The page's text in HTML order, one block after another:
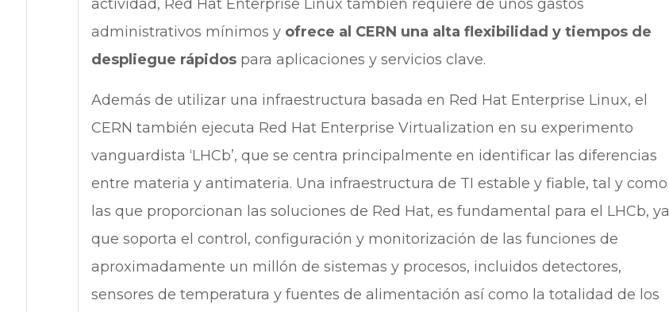
actividad, Red Hat Enterprise Linux también requiere de unos gastos
administrativos mínimos y ofrece al CERN una alta flexibilidad y tiempos de
despliegue rápidospara aplicaciones y servicios clave.
Además de utilizar una infraestructura basada en Red Hat Enterprise Linux, el
CERN también ejecuta Red Hat Enterprise Virtualization en su experimento
vanguardista ‘LHCb’, que se centra principalmente en identificar las diferencias
entre materia y antimateria. Una infraestructura de TI estable y fiable, tal y como
las que proporcionan las soluciones de Red Hat, es fundamental para el LHCb, ya
que soporta el control, configuración y monitorización de las funciones de
aproximadamente un millón de sistemas y procesos, incluidos detectores,
sensores de temperatura y fuentes de alimentación así como la totalidad de los